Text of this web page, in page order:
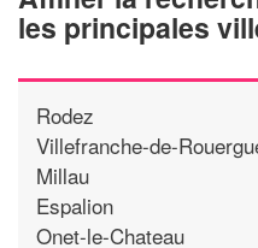
les principales
Rodez
Villefranche-de-
Millau
Espalion
Onet-le-Chateau